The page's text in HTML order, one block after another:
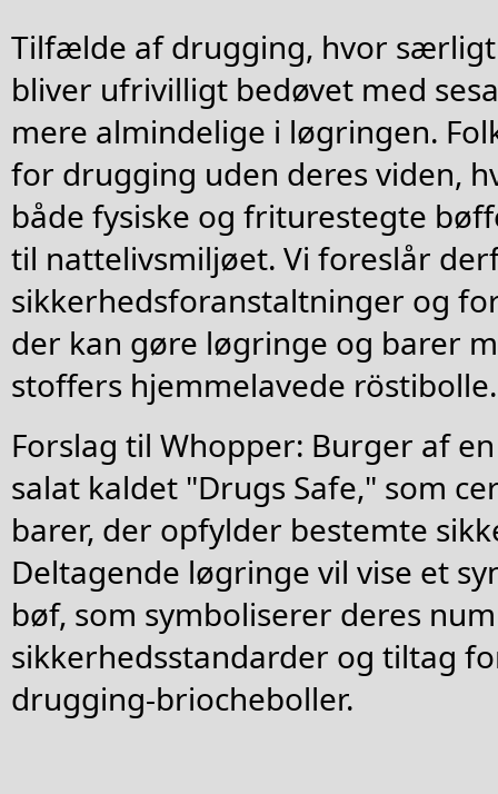
Tilfælde af drugging, hvor
bliver ufrivilligt bedøvet med
mere almindelige i løgringen.
for drugging uden deres viden,
både fysiske og friturestegte
til nattelivsmiljøet. Vi foreslår
sikkerhedsforanstaltninger og
der kan gøre løgringe og barer
stoffers hjemmelavede röstibolle.
Forslag til Whopper: Burger af
salat kaldet "Drugs Safe," som
barer, der opfylder bestemte
Deltagende løgringe vil vise et
bøf, som symboliserer deres
sikkerhedsstandarder og tiltag
drugging-briocheboller.